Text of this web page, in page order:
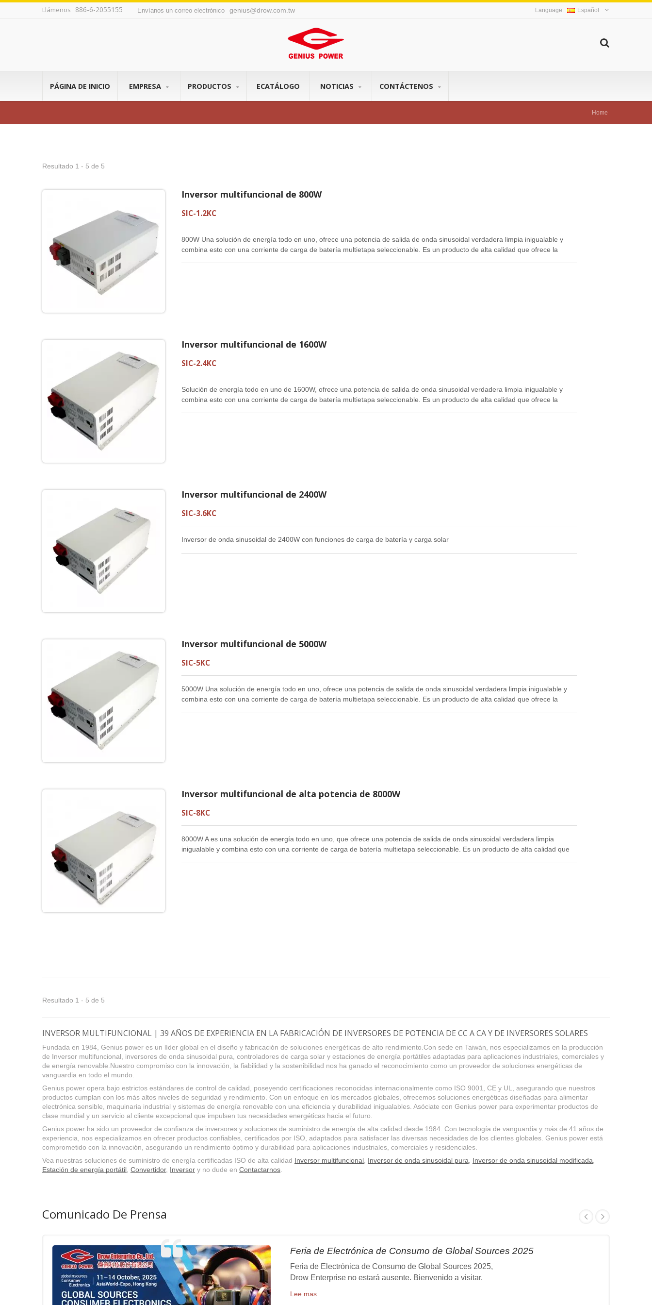
Llámenos 886-6-2055155 Envíanos un correo electrónico genius@drow.com.tw Español
PÁGINA DE INICIO EMPRESA PRODUCTOS ECATÁLOGO NOTICIAS CONTÁCTENOS
Home
Resultado 1 - 5 de 5
Inversor multifuncional de 800W
SIC-1.2KC
800W Una solución de energía todo en uno, ofrece una potencia de salida de onda sinusoidal verdadera limpia inigualable y
combina esto con una corriente de carga de batería multietapa seleccionable. Es un producto de alta calidad que ofrece la
Inversor multifuncional de 1600W
SIC-2.4KC
Solución de energía todo en uno de 1600W, ofrece una potencia de salida de onda sinusoidal verdadera limpia inigualable y
combina esto con una corriente de carga de batería multietapa seleccionable. Es un producto de alta calidad que ofrece la
Inversor multifuncional de 2400W
SIC-3.6KC
Inversor de onda sinusoidal de 2400W con funciones de carga de batería y carga solar
Inversor multifuncional de 5000W
SIC-5KC
5000W Una solución de energía todo en uno, ofrece una potencia de salida de onda sinusoidal verdadera limpia inigualable y
combina esto con una corriente de carga de batería multietapa seleccionable. Es un producto de alta calidad que ofrece la
Inversor multifuncional de alta potencia de 8000W
SIC-8KC
8000W A es una solución de energía todo en uno, que ofrece una potencia de salida de onda sinusoidal verdadera limpia
inigualable y combina esto con una corriente de carga de batería multietapa seleccionable. Es un producto de alta calidad que
Resultado 1 - 5 de 5
INVERSOR MULTIFUNCIONAL | 39 AÑOS DE EXPERIENCIA EN LA FABRICACIÓN DE INVERSORES DE POTENCIA DE CC A CA Y DE INVERSORES SOLARES
Fundada en 1984, Genius power es un líder global en el diseño y fabricación de soluciones energéticas de alto rendimiento.Con sede en Taiwán, nos especializamos en la producción
de Inversor multifuncional, inversores de onda sinusoidal pura, controladores de carga solar y estaciones de energía portátiles adaptadas para aplicaciones industriales, comerciales y
de energía renovable.Nuestro compromiso con la innovación, la fiabilidad y la sostenibilidad nos ha ganado el reconocimiento como un proveedor de soluciones energéticas de
vanguardia en todo el mundo.
Genius power opera bajo estrictos estándares de control de calidad, poseyendo certificaciones reconocidas internacionalmente como ISO 9001, CE y UL, asegurando que nuestros
productos cumplan con los más altos niveles de seguridad y rendimiento. Con un enfoque en los mercados globales, ofrecemos soluciones energéticas diseñadas para alimentar
electrónica sensible, maquinaria industrial y sistemas de energía renovable con una eficiencia y durabilidad inigualables. Asóciate con Genius power para experimentar productos de
clase mundial y un servicio al cliente excepcional que impulsen tus necesidades energéticas hacia el futuro.
Genius power ha sido un proveedor de confianza de inversores y soluciones de suministro de energía de alta calidad desde 1984. Con tecnología de vanguardia y más de 41 años de
experiencia, nos especializamos en ofrecer productos confiables, certificados por ISO, adaptados para satisfacer las diversas necesidades de los clientes globales. Genius power está
comprometido con la innovación, asegurando un rendimiento óptimo y durabilidad para aplicaciones industriales, comerciales y residenciales.
Vea nuestras soluciones de suministro de energía certificadas ISO de alta calidad
Inversor multifuncional Inversor de onda sinusoidal pura Inversor de onda sinusoidal modificada
Estación de energía portátil
Convertidor, Inversor y no dude en Contactarnos
Comunicado De Prensa
Feria de Electrónica de Consumo de Global Sources 2025
Feria de Electrónica de Consumo de Global Sources 2025,
Drow Enterprise no estará ausente. Bienvenido a visitar.
Lee mas